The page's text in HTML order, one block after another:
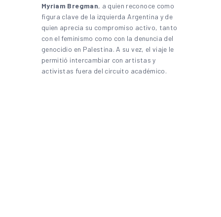
Myriam Bregman, a quien reconoce como
figura clave de la izquierda Argentina y de
quien aprecia su compromiso activo, tanto
con el feminismo como con la denuncia del
genocidio en Palestina. A su vez, el viaje le
permitió intercambiar con artistas y
activistas fuera del circuito académico.